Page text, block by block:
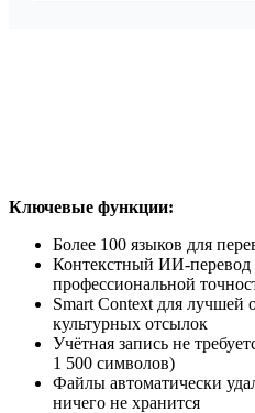
Ключевые функции:
Более 100 языков для
Контекстный ИИ-
профессиональной
Smart Context для лучшей
культурных отсылок
Учётная запись не
1 500 символов)
Файлы автоматически
ничего не хранится